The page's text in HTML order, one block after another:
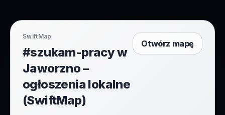
SwiftMap
#szukam-pracy w
Jaworzno –
ogłoszenia lokalne
(SwiftMap)
Otwórz mapę